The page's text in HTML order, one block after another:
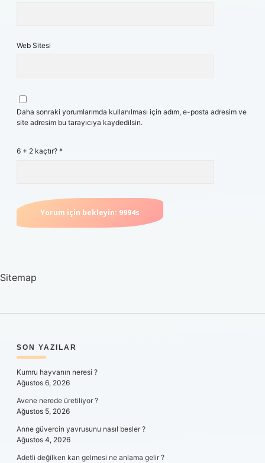
Web Sitesi
Daha sonraki yorumlarımda kullanılması için adım, e-posta adresim ve
site adresim bu tarayıcıya kaydedilsin.
6 + 2 kaçtır? *
Sitemap
SIDEBAR
SON YAZILAR
Kumru hayvanın neresi ?
Ağustos 6, 2026
Avene nerede üretiliyor ?
Ağustos 5, 2026
Anne güvercin yavrusunu nasıl besler ?
Ağustos 4, 2026
Adetli değilken kan gelmesi ne anlama gelir ?